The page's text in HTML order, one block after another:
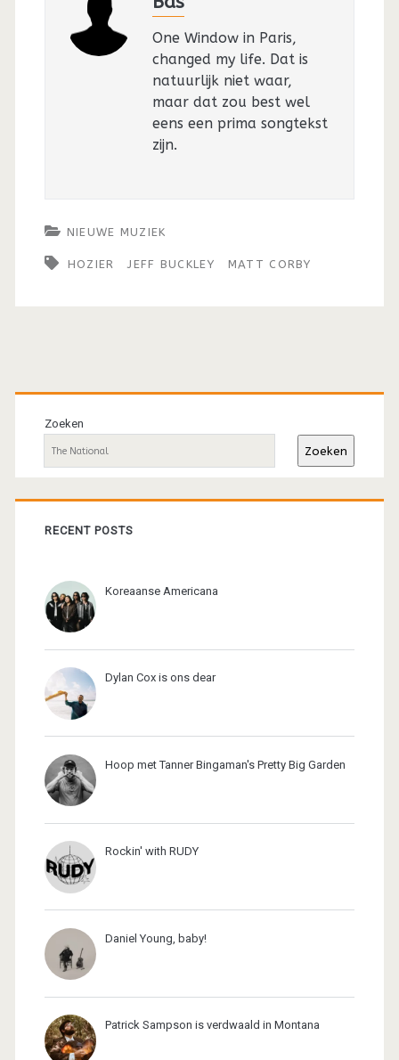
One Window in Paris,
changed my life. Dat is
natuurlijk niet waar,
maar dat zou best wel
eens een prima songtekst
zijn.
NIEUWE MUZIEK
HOZIER JEFF BUCKLEY MATT CORBY
Primaire
sidebar
Zoeken
Zoeken
RECENT POSTS
Koreaanse Americana
Dylan Cox is ons dear
Hoop met Tanner Bingaman's Pretty Big Garden
Rockin' with RUDY
Daniel Young, baby!
Patrick Sampson is verdwaald in Montana